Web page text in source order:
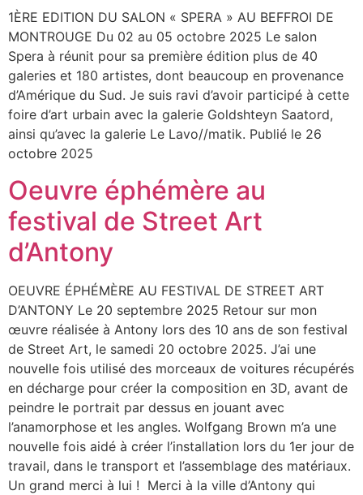
1ÈRE EDITION DU SALON « SPERA » AU BEFFROI DE
MONTROUGE Du 02 au 05 octobre 2025 Le salon
Spera à réunit pour sa première édition plus de 40
galeries et 180 artistes, dont beaucoup en provenance
d’Amérique du Sud. Je suis ravi d’avoir participé à cette
foire d’art urbain avec la galerie Goldshteyn Saatord,
ainsi qu’avec la galerie Le Lavo//matik. Publié le 26
octobre 2025
Oeuvre éphémère au
festival de Street Art
d’Antony
OEUVRE ÉPHÉMÈRE AU FESTIVAL DE STREET ART
D’ANTONY Le 20 septembre 2025 Retour sur mon
œuvre réalisée à Antony lors des 10 ans de son festival
de Street Art, le samedi 20 octobre 2025. J’ai une
nouvelle fois utilisé des morceaux de voitures récupérés
en décharge pour créer la composition en 3D, avant de
peindre le portrait par dessus en jouant avec
l’anamorphose et les angles. Wolfgang Brown m’a une
nouvelle fois aidé à créer l’installation lors du 1er jour de
travail, dans le transport et l’assemblage des matériaux.
Un grand merci à lui ! Merci à la ville d’Antony qui